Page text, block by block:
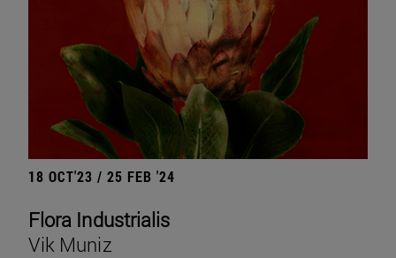
18 OCT'23 / 25 FEB '24
Flora Industrialis
Vik Muniz